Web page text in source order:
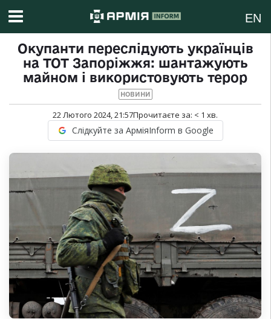
EN
Окупанти переслідують українців
на ТОТ Запоріжжя: шантажують
майном і використовують терор
НОВИНИ
22 Лютого 2024, 21:57Прочитаєте за: < 1 хв.
Слідкуйте за АрміяInform в Google